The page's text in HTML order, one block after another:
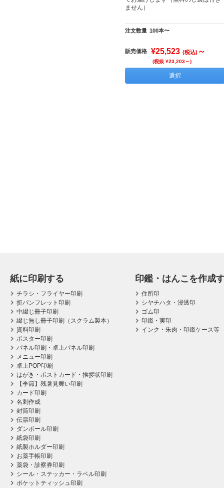
ません）
注文数量 100本〜
販売価格 ¥25,523 (税込) ～
(税抜 ¥23,203～)
選択
紙に印刷する
チラシ・フライヤー印刷
折パンフレット印刷
中綴じ冊子印刷
綴じ無し冊子印刷（スクラム製本）
資料印刷
ポスター印刷
パネル印刷・卓上パネル印刷
メニュー印刷
卓上POP印刷
はがき・ポストカード・挨拶状印刷
【季節】残暑見舞い印刷
カード印刷
名刺作成
封筒印刷
伝票印刷
ダンボール印刷
紙袋印刷
紙製ホルダー印刷
お薬手帳印刷
薬袋・診察券印刷
シール・ステッカー・ラベル印刷
ポケットティッシュ印刷
印鑑・はんこを作成
住所印
シヤチハタ・浸透印
ゴム印
印鑑・実印
インク・朱肉・印鑑ケース等